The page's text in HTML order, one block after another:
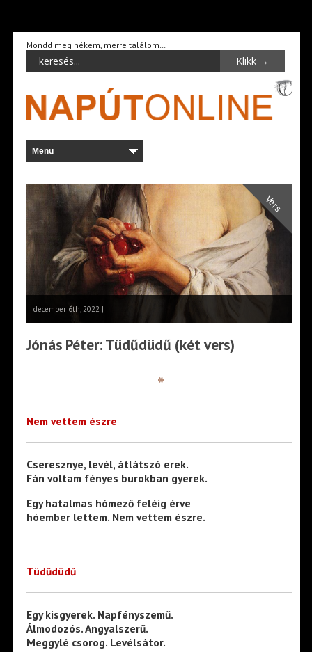
Mondd meg nékem, merre találom…
Vers
december 6th, 2022 |
Jónás Péter: Tüdűdüdű (két vers)
*
Nem vettem észre
Cseresznye, levél, átlátszó erek.
Fán voltam fényes burokban gyerek.
Egy hatalmas hómező feléig érve
hóember lettem. Nem vettem észre.
Tüdűdüdű
Egy kisgyerek. Napfényszemű.
Álmodozós. Angyalszerű.
Meggylé csorog. Levélsátor.